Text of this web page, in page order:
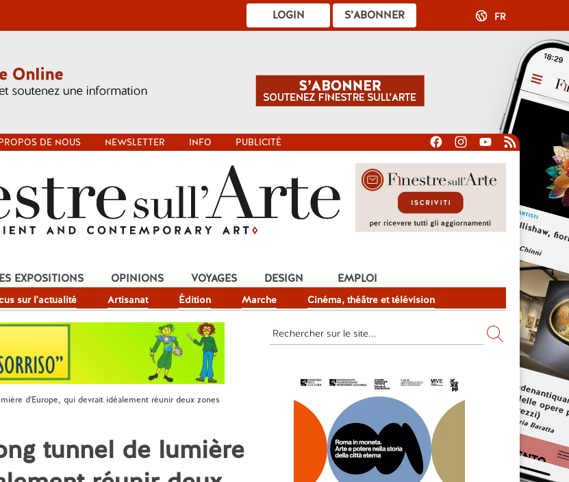
S’ABONNER
LOGIN FR
DE NOUS NEWSLETTER INFO PUBLICITÉ
sur l'actualité Artisanat Édition Marche Cinéma, théâtre et télévision
EXPOSITIONS OPINIONS VOYAGES DESIGN EMPLOI
d'Europe, qui devrait idéalement réunir deux zones
tunnel de lumière